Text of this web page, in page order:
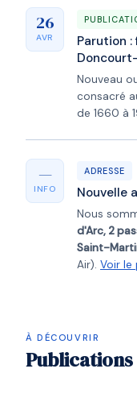
26
AVR
Parution
Nouveau
consacré
de 1660 à
—
INFO
ADRESSE
Nouvelle
Nous
d'Arc, 2
Saint-
Air). Voir le
À DÉCOUVRIR